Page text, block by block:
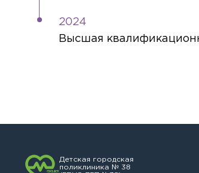
2024
Высшая
Детская городская
поликлиника № 38
Филиал
Головное